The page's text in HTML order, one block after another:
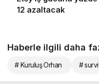
Haberle ilgili daha
# Kuruluş Orhan #